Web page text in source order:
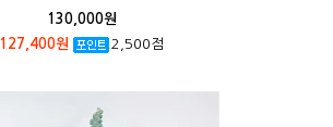
130,000원
127,400원
2,500점